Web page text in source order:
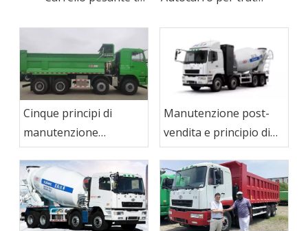
Cinque principi di
manutenzione
dell'autocarro con
cassone ribaltabile
Manutenzione post-
vendita e principio di
funzionamento
dell'autobetoniera